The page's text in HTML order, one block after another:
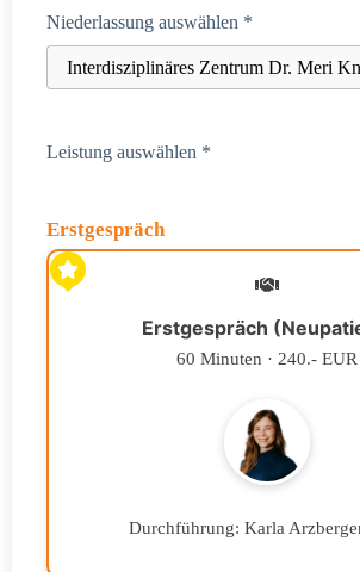
Niederlassung auswählen *
Leistung auswählen *
Erstgespräch
Erstgespräch
60 Minuten · 240.- EUR
Durchführung: Karla